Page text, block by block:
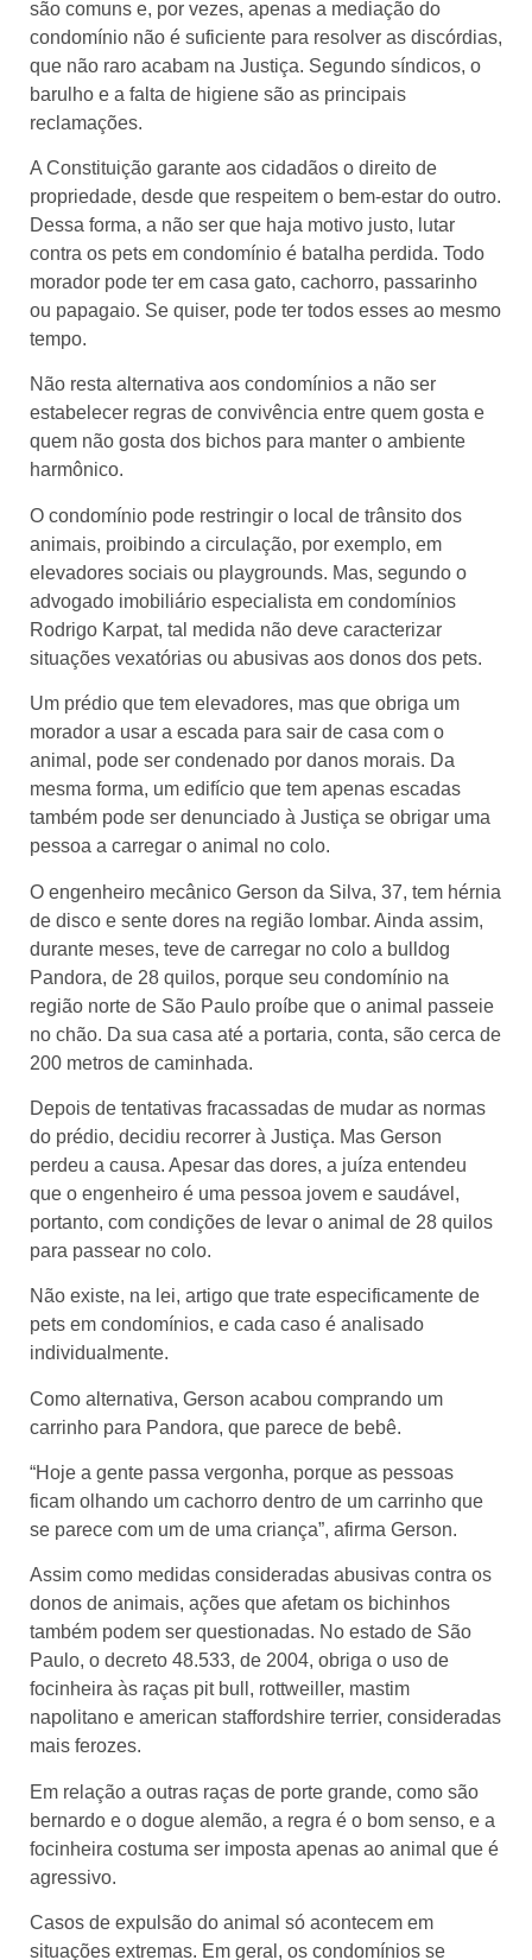
são comuns e, por vezes, apenas a mediação do
condomínio não é suficiente para resolver as discórdias,
que não raro acabam na Justiça. Segundo síndicos, o
barulho e a falta de higiene são as principais
reclamações.
A Constituição garante aos cidadãos o direito de
propriedade, desde que respeitem o bem-estar do outro.
Dessa forma, a não ser que haja motivo justo, lutar
contra os pets em condomínio é batalha perdida. Todo
morador pode ter em casa gato, cachorro, passarinho
ou papagaio. Se quiser, pode ter todos esses ao mesmo
tempo.
Não resta alternativa aos condomínios a não ser
estabelecer regras de convivência entre quem gosta e
quem não gosta dos bichos para manter o ambiente
harmônico.
O condomínio pode restringir o local de trânsito dos
animais, proibindo a circulação, por exemplo, em
elevadores sociais ou playgrounds. Mas, segundo o
advogado imobiliário especialista em condomínios
Rodrigo Karpat, tal medida não deve caracterizar
situações vexatórias ou abusivas aos donos dos pets.
Um prédio que tem elevadores, mas que obriga um
morador a usar a escada para sair de casa com o
animal, pode ser condenado por danos morais. Da
mesma forma, um edifício que tem apenas escadas
também pode ser denunciado à Justiça se obrigar uma
pessoa a carregar o animal no colo.
O engenheiro mecânico Gerson da Silva, 37, tem hérnia
de disco e sente dores na região lombar. Ainda assim,
durante meses, teve de carregar no colo a bulldog
Pandora, de 28 quilos, porque seu condomínio na
região norte de São Paulo proíbe que o animal passeie
no chão. Da sua casa até a portaria, conta, são cerca de
200 metros de caminhada.
Depois de tentativas fracassadas de mudar as normas
do prédio, decidiu recorrer à Justiça. Mas Gerson
perdeu a causa. Apesar das dores, a juíza entendeu
que o engenheiro é uma pessoa jovem e saudável,
portanto, com condições de levar o animal de 28 quilos
para passear no colo.
Não existe, na lei, artigo que trate especificamente de
pets em condomínios, e cada caso é analisado
individualmente.
Como alternativa, Gerson acabou comprando um
carrinho para Pandora, que parece de bebê.
“Hoje a gente passa vergonha, porque as pessoas
ficam olhando um cachorro dentro de um carrinho que
se parece com um de uma criança”, afirma Gerson.
Assim como medidas consideradas abusivas contra os
donos de animais, ações que afetam os bichinhos
também podem ser questionadas. No estado de São
Paulo, o decreto 48.533, de 2004, obriga o uso de
focinheira às raças pit bull, rottweiller, mastim
napolitano e american staffordshire terrier, consideradas
mais ferozes.
Em relação a outras raças de porte grande, como são
bernardo e o dogue alemão, a regra é o bom senso, e a
focinheira costuma ser imposta apenas ao animal que é
agressivo.
Casos de expulsão do animal só acontecem em
situações extremas. Em geral, os condomínios se